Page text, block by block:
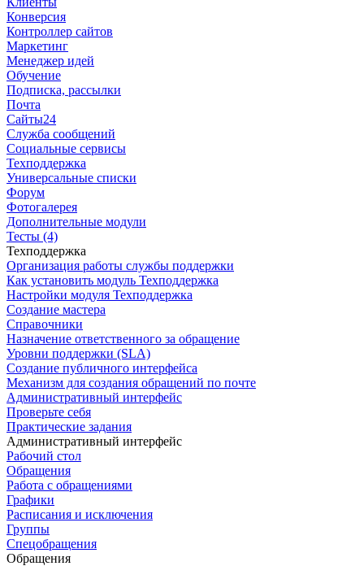
Конверсия
Контроллер сайтов
Маркетинг
Менеджер идей
Обучение
Подписка, рассылки
Почта
Сайты24
Служба сообщений
Социальные сервисы
Техподдержка
Универсальные списки
Форум
Фотогалерея
Дополнительные модули
Тесты (4)
Техподдержка
Организация работы службы поддержки
Как установить модуль Техподдержка
Настройки модуля Техподдержка
Создание мастера
Справочники
Назначение ответственного за обращение
Уровни поддержки (SLA)
Создание публичного интерфейса
Механизм для создания обращений по почте
Административный интерфейс
Проверьте себя
Практические задания
Административный интерфейс
Рабочий стол
Обращения
Работа с обращениями
Графики
Расписания и исключения
Группы
Спецобращения
Обращения